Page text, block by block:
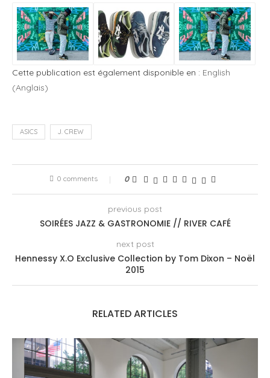
Cette publication est également disponible en : English
(Anglais)
ASICS J. CREW
0 comments 0
previous post
SOIRÉES JAZZ & GASTRONOMIE // RIVER CAFÉ
next post
Hennessy X.O Exclusive Collection by Tom Dixon – Noël
2015
RELATED ARTICLES